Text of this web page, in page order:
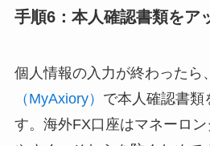
手順6：本人確認書類をア
個人情報の入力が終わったら、
（MyAxiory） で本人確認書類
す。海外FX口座はマネーロ